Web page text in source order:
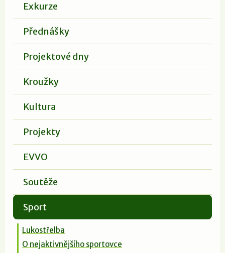
Exkurze
Přednášky
Projektové dny
Kroužky
Kultura
Projekty
EVVO
Soutěže
Sport
Lukostřelba
O nejaktivnějšího sportovce